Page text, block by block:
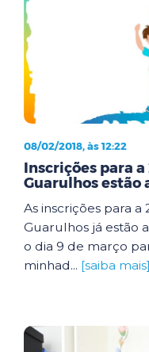
08/02/2018, às 12:22
Inscrições para
Guarulhos estão
As inscrições para a
Guarulhos já estão
o dia 9 de março
minhad... [saiba mais]